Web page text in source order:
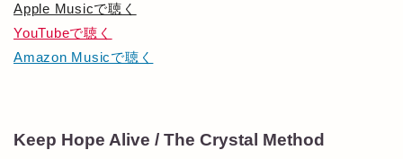
Apple Musicで聴く
YouTubeで聴く
Amazon Musicで聴く
Keep Hope Alive / The Crystal Method